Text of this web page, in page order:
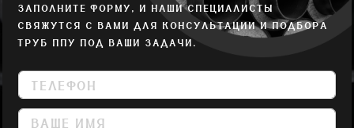
ЗАПОЛНИТЕ ФОРМУ, И НАШИ СПЕЦИАЛИСТЫ
СВЯЖУТСЯ С ВАМИ ДЛЯ КОНСУЛЬТАЦИИ И ПОДБОРА
ТРУБ ППУ ПОД ВАШИ ЗАДАЧИ.